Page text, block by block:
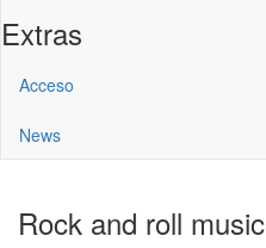
Extras
Acceso
News
Rock and roll music